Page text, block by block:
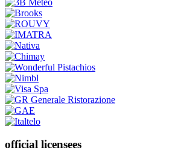
official licensees